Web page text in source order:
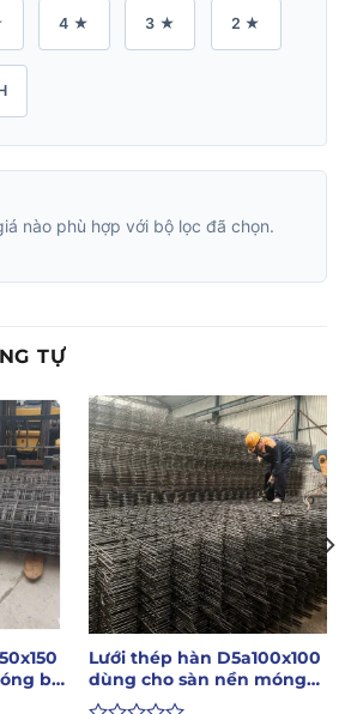
4 ★ 3 ★ 2 ★
nào phù hợp với bộ lọc đã chọn.
TỰ
bê
Lưới thép hàn D5a100x100
dùng cho sàn nền móng
nhà xưởng